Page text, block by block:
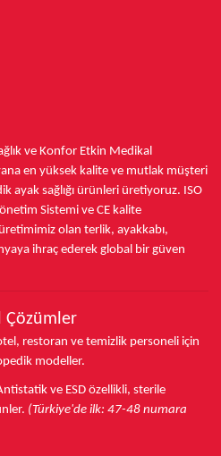
ve Konfor Etkin Medikal
en yüksek kalite ve mutlak müşteri
ayak sağlığı ürünleri üretiyoruz. ISO
Sistemi ve CE kalite
olan terlik, ayakkabı,
ihraç ederek global bir güven
Çözümler
restoran ve temizlik personeli için
modeller.
ve ESD özellikli, sterile
(Türkiye'de ilk: 47-48 numara